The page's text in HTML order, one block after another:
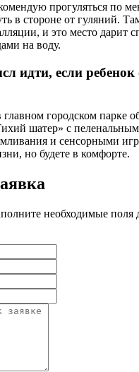
прогуляться по
в стороне от гуляний.
и это место дарит
на воду.
идти, если ребенок
городском парке
шатер» с
и сенсорными
но будете в комфорте.
необходимые поля